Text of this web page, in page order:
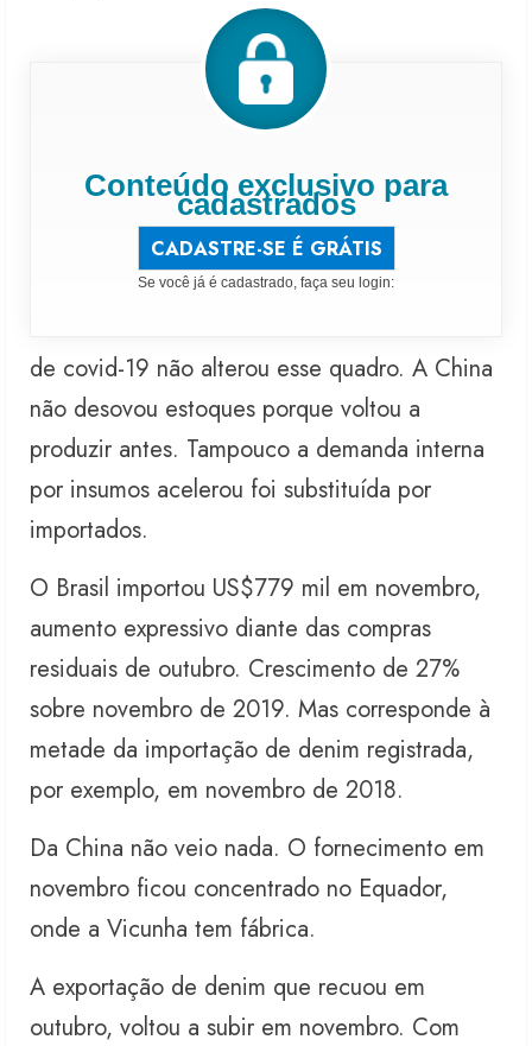
Conteúdo exclusivo para
cadastrados
CADASTRE-SE É GRÁTIS
Se você já é cadastrado, faça seu login:
de covid-19 não alterou esse quadro. A China
não desovou estoques porque voltou a
produzir antes. Tampouco a demanda interna
por insumos acelerou foi substituída por
importados.
O Brasil importou US$779 mil em novembro,
aumento expressivo diante das compras
residuais de outubro. Crescimento de 27%
sobre novembro de 2019. Mas corresponde à
metade da importação de denim registrada,
por exemplo, em novembro de 2018.
Da China não veio nada. O fornecimento em
novembro ficou concentrado no Equador,
onde a Vicunha tem fábrica.
A exportação de denim que recuou em
outubro, voltou a subir em novembro. Com